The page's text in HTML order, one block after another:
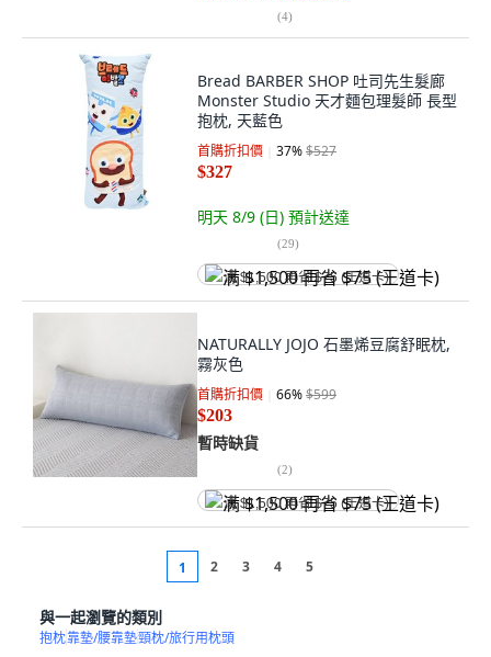
(4)
Bread BARBER SHOP 吐司先生髮廊
Monster Studio 天才麵包理髮師 長型
抱枕, 天藍色
首購折扣價 37%$527
$327
明天 8/9 (日) 預計送達
(29)
满 $1,500 再省 $75 (王道卡)
NATURALLY JOJO 石墨烯豆腐舒眠枕,
霧灰色
首購折扣價 66%$599
$203
暫時缺貨
(2)
满 $1,500 再省 $75 (王道卡)
1 2 3 4 5
與一起瀏覽的類別
抱枕靠墊/腰靠墊頸枕/旅行用枕頭